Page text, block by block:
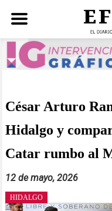
Saltar
al
contenido
César Arturo
Hidalgo y
Catar rumbo al
12 de mayo, 2026
HIDALGO